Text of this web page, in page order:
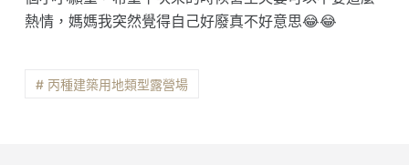
熱情，媽媽我突然覺得自己好廢真不好意思😂😂
# 丙種建築用地類型露營場